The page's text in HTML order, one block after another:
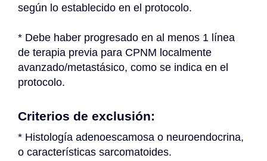
según lo establecido en el protocolo.
* Debe haber progresado en al menos 1 línea
de terapia previa para CPNM localmente
avanzado/metastásico, como se indica en el
protocolo.
Criterios de exclusión:
* Histología adenoescamosa o neuroendocrina,
o características sarcomatoides.